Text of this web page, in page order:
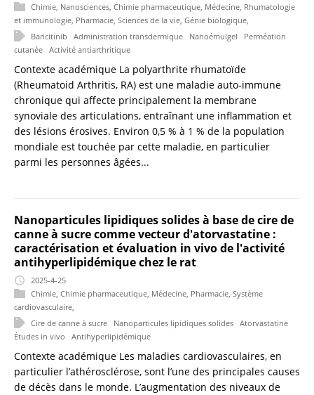
Chimie Nanosciences Chimie pharmaceutique Médecine Rhumatologie
et immunologie Pharmacie Sciences de la vie Génie biologique
Baricitinib
Administration transdermique Nanoémulgel
Perméation
cutanée Activité antiarthritique
Contexte académique La polyarthrite rhumatoïde
(Rheumatoid Arthritis, RA) est une maladie auto-immune
chronique qui affecte principalement la membrane
synoviale des articulations, entraînant une inflammation et
des lésions érosives. Environ 0,5 % à 1 % de la population
mondiale est touchée par cette maladie, en particulier
parmi les personnes âgées...
Nanoparticules lipidiques solides à base de cire de
canne à sucre comme vecteur d'atorvastatine :
caractérisation et évaluation in vivo de l'activité
antihyperlipidémique chez le rat
2025-4-25
Chimie Chimie pharmaceutique Médecine Pharmacie Système
cardiovasculaire
Cire de canne à sucre
Nanoparticules lipidiques solides Atorvastatine
Études in vivo
Antihyperlipidémique
Contexte académique Les maladies cardiovasculaires, en
particulier l’athérosclérose, sont l’une des principales causes
de décès dans le monde. L’augmentation des niveaux de